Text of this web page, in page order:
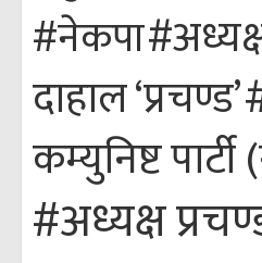
#नेकपा
दाहाल ‘प्रचण्ड’
कम्युनिष्ट
#अध्यक्ष